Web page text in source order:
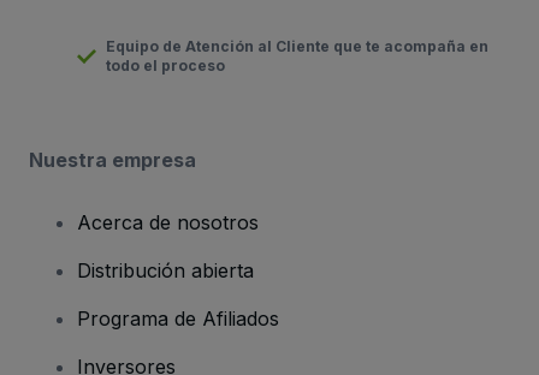
Equipo de Atención al Cliente que te acompaña en
todo el proceso
Nuestra empresa
Acerca de nosotros
Distribución abierta
Programa de Afiliados
Inversores